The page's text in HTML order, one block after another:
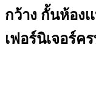
กว้าง กั้นห้อง
เฟอร์นิเจอร์ค